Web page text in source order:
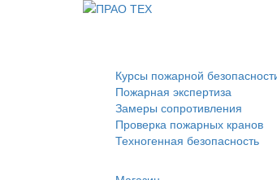
Курсы пожарной
Пожарная экспертиза
Замеры сопротивления
Проверка пожарных кранов
Техногенная безопасность